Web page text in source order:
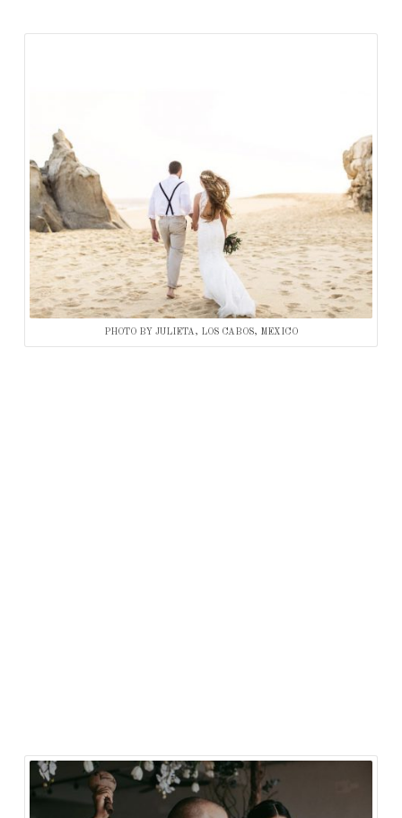
PHOTO BY JULIETA, LOS CABOS, MEXICO